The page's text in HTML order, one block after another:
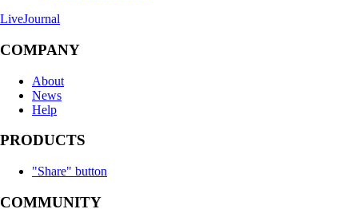
LiveJournal
COMPANY
About
News
Help
PRODUCTS
"Share" button
COMMUNITY